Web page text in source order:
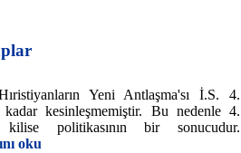
Yeni Antlaşma'sı İ.S. 4.
kadar kesinleşmemiştir. Bu nedenle 4.
kilise politikasının bir sonucudur.
oku